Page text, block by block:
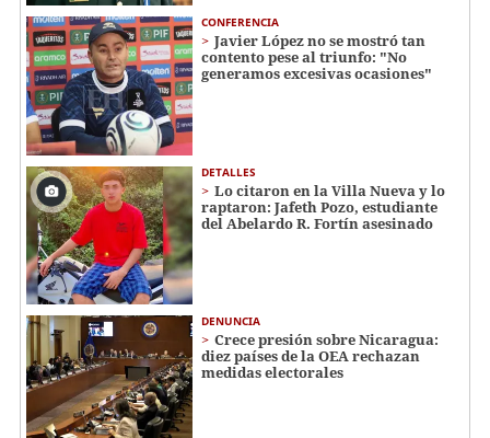
CONFERENCIA
Javier López no se mostró tan
contento pese al triunfo: "No
generamos excesivas ocasiones"
DETALLES
Lo citaron en la Villa Nueva y lo
raptaron: Jafeth Pozo, estudiante
del Abelardo R. Fortín asesinado
DENUNCIA
Crece presión sobre Nicaragua:
diez países de la OEA rechazan
medidas electorales